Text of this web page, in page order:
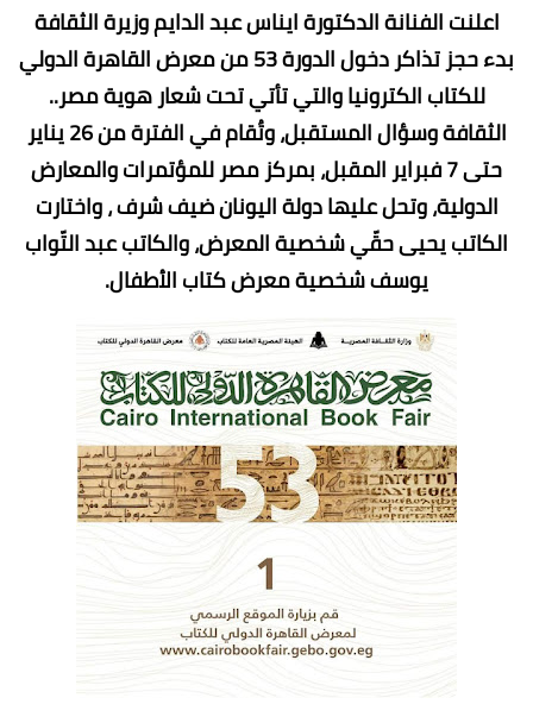
اعلنت الفنانة الدكتورة ايناس عبد الدايم وزيرة الثقافة
بدء حجز تذاكر دخول الدورة 53 من معرض القاهرة الدولي
للكتاب الكترونيا والتي تأتي تحت شعار هوية مصر..
الثقافة وسؤال المستقبل، وتُقام في الفترة من 26 يناير
حتى 7 فبراير المقبل، بمركز مصر للمؤتمرات والمعارض
الدولية، وتحل عليها دولة اليونان ضيف شرف ، واختارت
الكاتب يحيى حقّي شخصية المعرض، والكاتب عبد التّواب
يوسف شخصية معرض كتاب الأطفال.